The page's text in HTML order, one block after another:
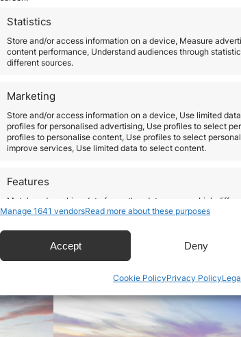
Statistics
Store and/or access information on a device, Measure
content performance, Understand audiences through
different sources.
Marketing
Store and/or access information on a device, Use limited
profiles for personalised advertising, Use profiles to select
profiles to personalise content, Use profiles to select
improve services, Use limited data to select content.
Features
Match and combine data from other data sources, Link
devices based on information transmitted automatically.
Use precise geolocation data.
Ensure security, prevent and detect fraud, and
Deliver and present advertising and content,
communicate privacy choices.
Manage 1641 vendorsRead more about these purposes
Accept Deny
Cookie PolicyPrivacy Policy
que
un
de
Cómo comprar
España siendo
June 20, 2019
Cuando hablamos de comprar
ingleses son los mayores
suelo español, seguidos por
ciudadanos chinos que llegan
pensando en comprar un piso
extranjero, hay algunos
Read more